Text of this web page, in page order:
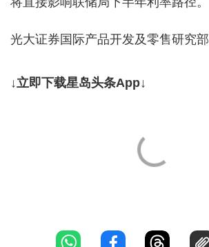
光大证券国际产品开发及零售研究部
↓立即下载星岛头条App↓